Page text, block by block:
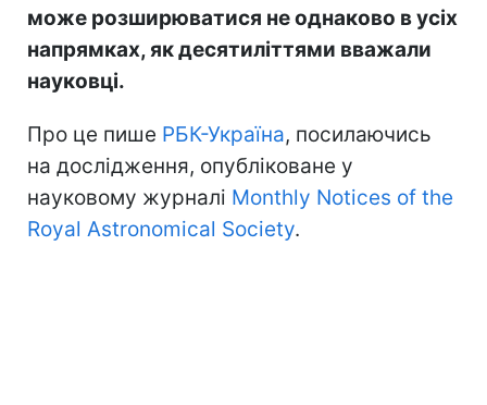
може розширюватися не однаково в усіх
напрямках, як десятиліттями вважали
науковці.
Про це пише РБК-Україна, посилаючись
на дослідження, опубліковане у
науковому журналі Monthly Notices of the
Royal Astronomical Society.